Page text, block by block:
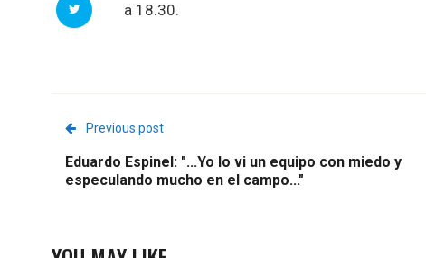
a 18.30.
Previous post
Eduardo Espinel: "...Yo lo vi un equipo con miedo y
especulando mucho en el campo..."